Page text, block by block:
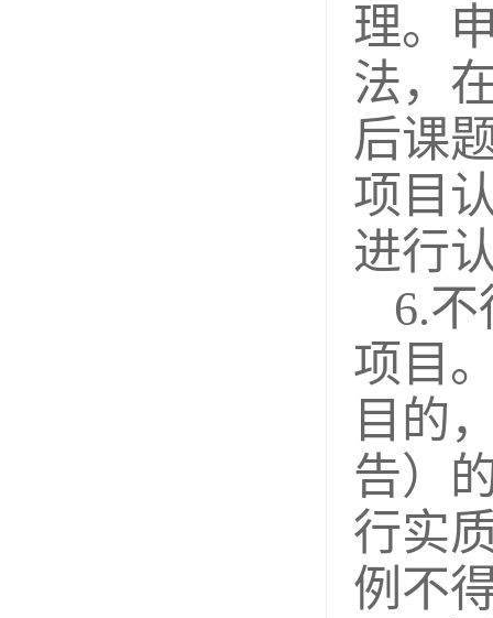
理。
法，
后课
项目
进行
6.
项目
目的
告）
行实
例不